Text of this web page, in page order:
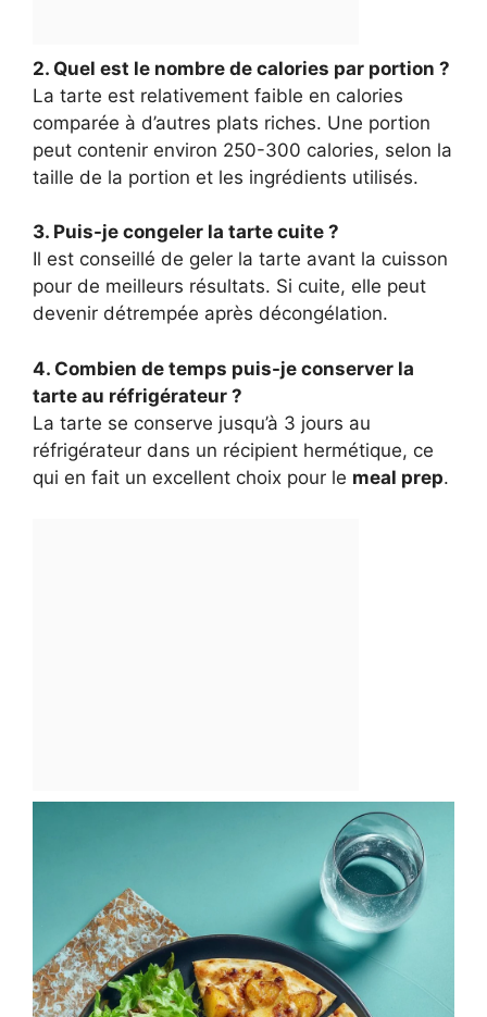
2. Quel est le nombre de calories par portion ?
La tarte est relativement faible en calories
comparée à d’autres plats riches. Une portion
peut contenir environ 250-300 calories, selon la
taille de la portion et les ingrédients utilisés.
3. Puis-je congeler la tarte cuite ?
Il est conseillé de geler la tarte avant la cuisson
pour de meilleurs résultats. Si cuite, elle peut
devenir détrempée après décongélation.
4. Combien de temps puis-je conserver la
tarte au réfrigérateur ?
La tarte se conserve jusqu’à 3 jours au
réfrigérateur dans un récipient hermétique, ce
qui en fait un excellent choix pour le meal prep.